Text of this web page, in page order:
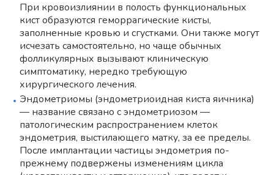
При кровоизлиянии в полость функциональных
кист образуются геморрагические кисты,
заполненные кровью и сгустками. Они также могут
исчезать самостоятельно, но чаще обычных
фолликулярных вызывают клиническую
симптоматику, нередко требующую
хирургического лечения.
Эндометриомы (эндометриоидная киста яичника)
— название связано с эндометриозом —
патологическим распространением клеток
эндометрия, выстилающего матку, за ее пределы.
После имплантации частицы эндометрия по-
прежнему подвержены изменениям цикла